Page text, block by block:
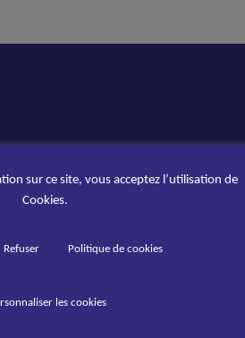
sur ce site, vous acceptez l’utilisation de
Cookies.
Refuser Politique de cookies
les cookies